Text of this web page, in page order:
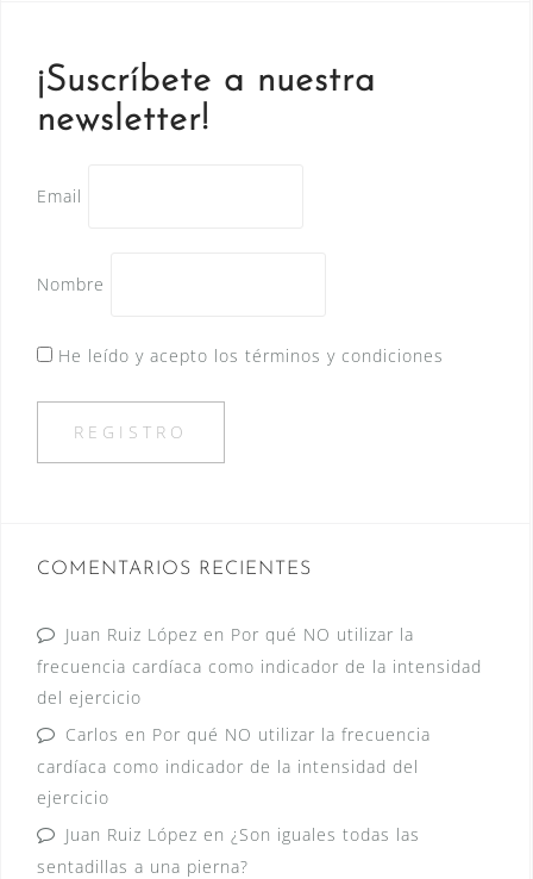
¡Suscríbete a nuestra
newsletter!
Email
Nombre
He leído y acepto los términos y condiciones
COMENTARIOS RECIENTES
Juan Ruiz López en Por qué NO utilizar la
frecuencia cardíaca como indicador de la intensidad
del ejercicio
Carlos en Por qué NO utilizar la frecuencia
cardíaca como indicador de la intensidad del
ejercicio
Juan Ruiz López en ¿Son iguales todas las
sentadillas a una pierna?